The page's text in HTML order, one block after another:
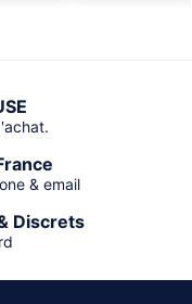
& email
Discrets